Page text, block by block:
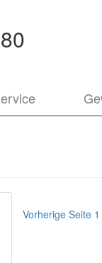
Vorherige Seite 1